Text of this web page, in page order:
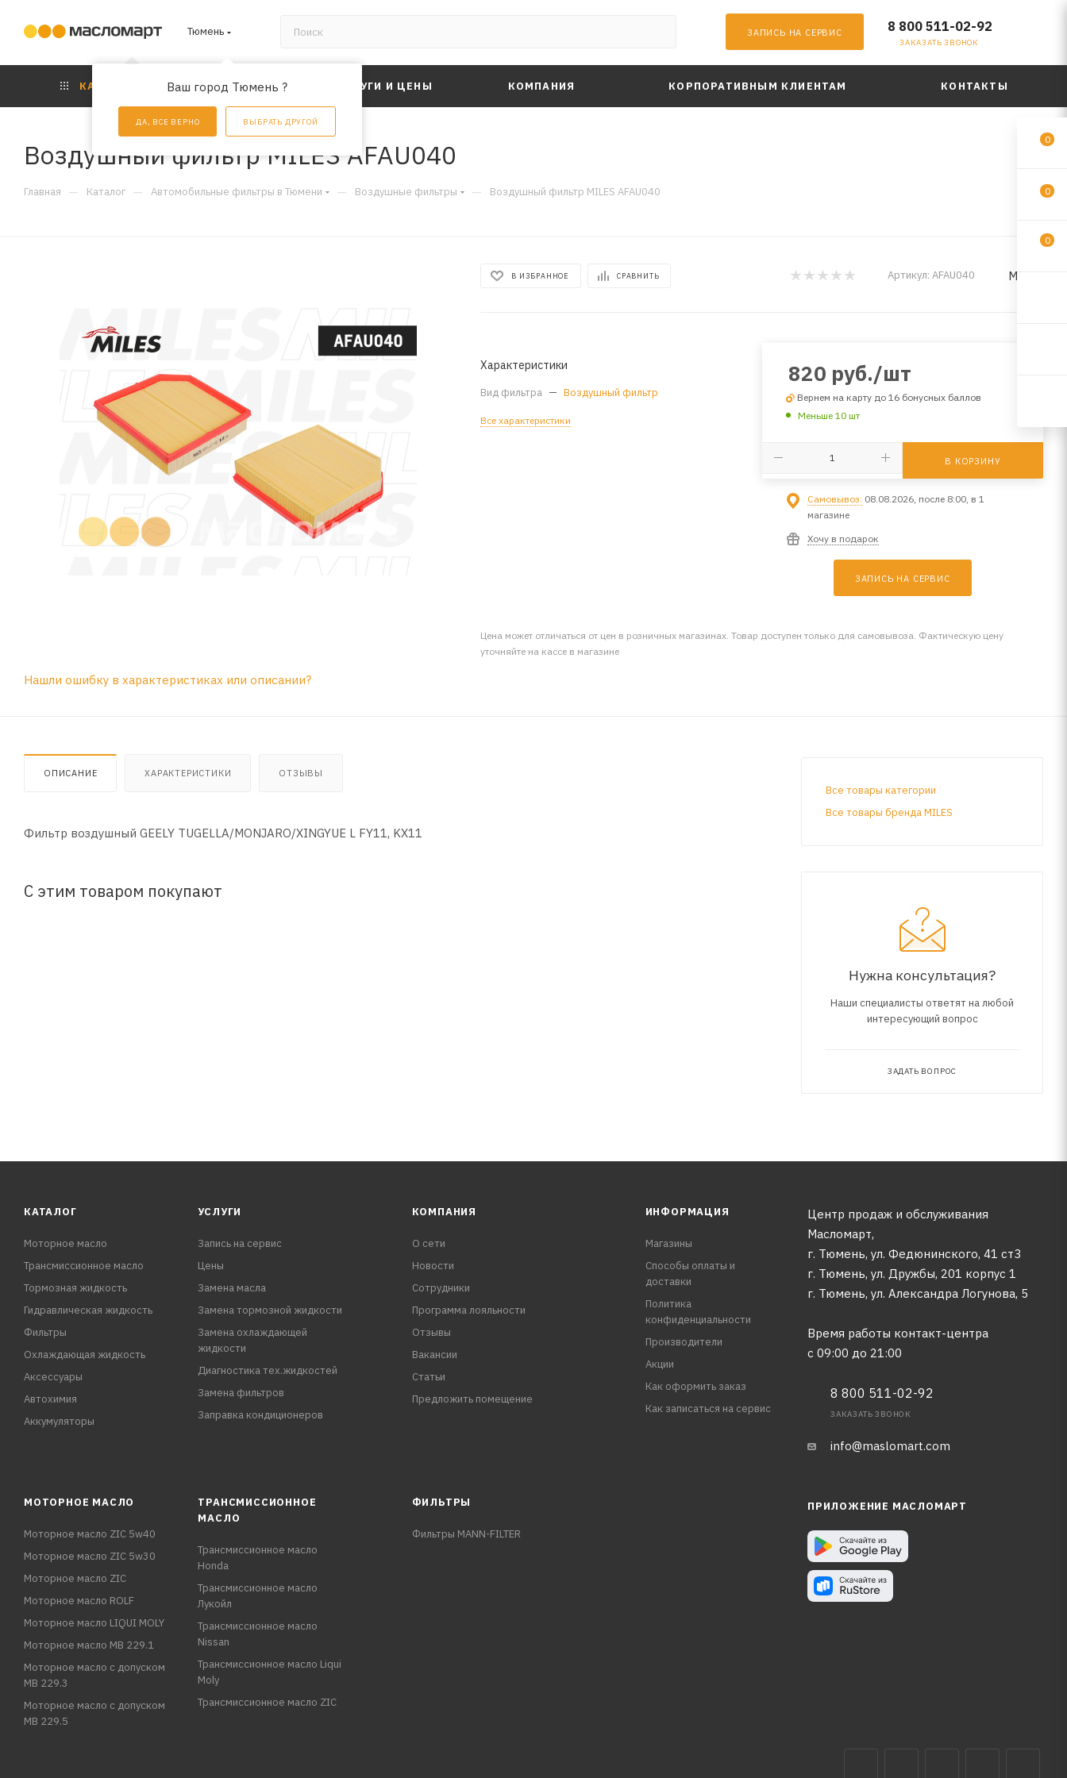
Тюмень
Ваш город Тюмень ?
ДА, ВСЕ ВЕРНО ВЫБРАТЬ ДРУГОЙ
ЗАПИСЬ НА СЕРВИС 8 800 511-02-92
ЗАКАЗАТЬ ЗВОНОК
КАТАЛОГ АКЦИИ УСЛУГИ И ЦЕНЫ КОМПАНИЯ КОРПОРАТИВНЫМ КЛИЕНТАМ КОНТАКТЫ
Воздушный фильтр MILES AFAU040
Главная — Каталог — Автомобильные фильтры в Тюмени — Воздушные фильтры — Воздушный фильтр MILES AFAU040
В ИЗБРАННОЕ СРАВНИТЬ Артикул: AFAU040 MILES
Характеристики
Вид фильтра — Воздушный фильтр
Все характеристики
820 руб./шт
Вернем на карту до 16 бонусных баллов
Меньше 10 шт
В КОРЗИНУ
Самовывоз: 08.08.2026, после 8:00, в 1
магазине
Хочу в подарок
ЗАПИСЬ НА СЕРВИС
Цена может отличаться от цен в розничных магазинах. Товар доступен только для самовывоза. Фактическую цену
уточняйте на кассе в магазине
Нашли ошибку в характеристиках или описании?
ОПИСАНИЕ ХАРАКТЕРИСТИКИ ОТЗЫВЫ
Фильтр воздушный GEELY TUGELLA/MONJARO/XINGYUE L FY11, KX11
С этим товаром покупают
Все товары категории
Все товары бренда MILES
Нужна консультация?
Наши специалисты ответят на любой
интересующий вопрос
ЗАДАТЬ ВОПРОС
КАТАЛОГ
Моторное масло
Трансмиссионное масло
Тормозная жидкость
Гидравлическая жидкость
Фильтры
Охлаждающая жидкость
Аксессуары
Автохимия
Аккумуляторы
УСЛУГИ
Запись на сервис
Цены
Замена масла
Замена тормозной жидкости
Замена охлаждающей
жидкости
Диагностика тех.жидкостей
Замена фильтров
Заправка кондиционеров
КОМПАНИЯ
О сети
Новости
Сотрудники
Программа лояльности
Отзывы
Вакансии
Статьи
Предложить помещение
ИНФОРМАЦИЯ
Магазины
Способы оплаты и
доставки
Политика
конфиденциальности
Производители
Акции
Как оформить заказ
Как записаться на сервис
Центр продаж и обслуживания
Масломарт,
г. Тюмень, ул. Федюнинского, 41 ст3
г. Тюмень, ул. Дружбы, 201 корпус 1
г. Тюмень, ул. Александра Логунова, 5
Время работы контакт-центра
с 09:00 до 21:00
8 800 511-02-92
ЗАКАЗАТЬ ЗВОНОК
info@maslomart.com
МОТОРНОЕ МАСЛО
Моторное масло ZIC 5w40
Моторное масло ZIC 5w30
Моторное масло ZIC
Моторное масло ROLF
Моторное масло LIQUI MOLY
Моторное масло MB 229.1
Моторное масло с допуском
MB 229.3
Моторное масло с допуском
MB 229.5
ТРАНСМИССИОННОЕ
МАСЛО
Трансмиссионное масло
Honda
Трансмиссионное масло
Лукойл
Трансмиссионное масло
Nissan
Трансмиссионное масло Liqui
Moly
Трансмиссионное масло ZIC
ФИЛЬТРЫ
Фильтры MANN-FILTER
ПРИЛОЖЕНИЕ МАСЛОМАРТ
0
0
0